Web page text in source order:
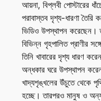
আয়না, বিপ্লবী পোস্টারের
পরাবাস্তব দৃশ্য-ধারণা
ভিডিও উপস্থাপন করেছেন।
বিভিন্ন গৃহপালিত প্রাণীর
তিনি খাবারের দৃশ্য ধারণ
অন্ধকার ঘরে উপস্থাপন
খাদ্যশৃঙ্খলের উঁচুতে থেকে
হচ্ছে। তারপরও মানুষ ও